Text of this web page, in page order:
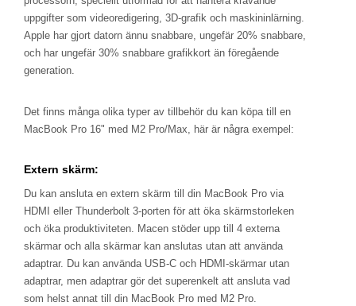
uppgifter som videoredigering, 3D-grafik och maskininlärning.
Apple har gjort datorn ännu snabbare, ungefär 20% snabbare,
och har ungefär 30% snabbare grafikkort än föregående
generation.
Det finns många olika typer av tillbehör du kan köpa till en
MacBook Pro 16" med M2 Pro/Max, här är några exempel:
Extern skärm:
Du kan ansluta en extern skärm till din MacBook Pro via
HDMI eller Thunderbolt 3-porten för att öka skärmstorleken
och öka produktiviteten. Macen stöder upp till 4 externa
skärmar och alla skärmar kan anslutas utan att använda
adaptrar. Du kan använda USB-C och HDMI-skärmar utan
adaptrar, men adaptrar gör det superenkelt att ansluta vad
som helst annat till din MacBook Pro med M2 Pro.